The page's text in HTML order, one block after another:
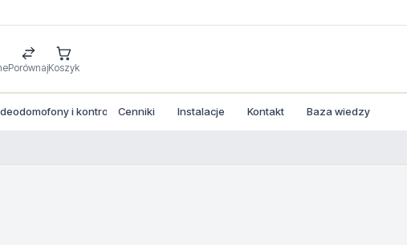
PorównajKoszyk
i kontrola dostepu
Cenniki Instalacje Kontakt Baza wiedzy